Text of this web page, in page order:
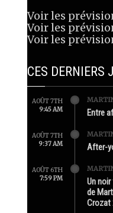
Voir les
Voir les
Voir les
CES DERNIERS
AOÛT 7TH
9:45 AM
Entre
AOÛT 7TH
9:37 AM
After-
AOÛT 6TH
7:59 PM
Un
de
Crozat